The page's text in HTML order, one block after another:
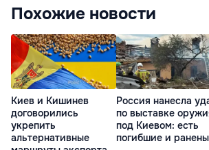
Похожие новости
Киев и Кишинев
договорились
укрепить
альтернативные
Россия нанесла
по выставке
под Киевом: есть
погибшие и